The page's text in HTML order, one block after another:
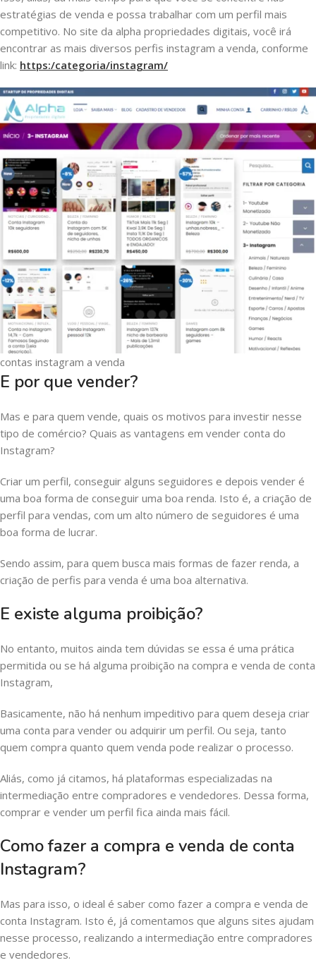
estratégias de venda e possa trabalhar com um perfil mais
competitivo. No site da alpha propriedades digitais, você irá
encontrar as mais diversos perfis instagram a venda, conforme
link: https:/categoria/instagram/
contas instagram a venda
E por que vender?
Mas e para quem vende, quais os motivos para investir nesse
tipo de comércio? Quais as vantagens em vender conta do
Instagram?
Criar um perfil, conseguir alguns seguidores e depois vender é
uma boa forma de conseguir uma boa renda. Isto é, a criação de
perfil para vendas, com um alto número de seguidores é uma
boa forma de lucrar.
Sendo assim, para quem busca mais formas de fazer renda, a
criação de perfis para venda é uma boa alternativa.
E existe alguma proibição?
No entanto, muitos ainda tem dúvidas se essa é uma prática
permitida ou se há alguma proibição na compra e venda de conta
Instagram,
Basicamente, não há nenhum impeditivo para quem deseja criar
uma conta para vender ou adquirir um perfil. Ou seja, tanto
quem compra quanto quem venda pode realizar o processo.
Aliás, como já citamos, há plataformas especializadas na
intermediação entre compradores e vendedores. Dessa forma,
comprar e vender um perfil fica ainda mais fácil.
Como fazer a compra e venda de conta
Instagram?
Mas para isso, o ideal é saber como fazer a compra e venda de
conta Instagram. Isto é, já comentamos que alguns sites ajudam
nesse processo, realizando a intermediação entre compradores
e vendedores.